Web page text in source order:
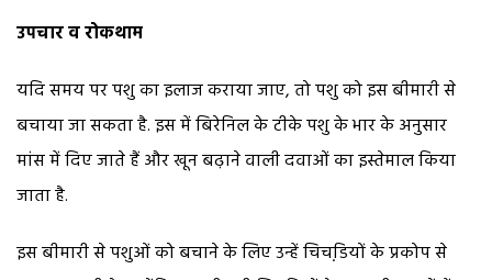
उपचार व रोकथाम
यदि समय पर पशु का इलाज कराया जाए, तो पशु को इस बीमारी से
बचाया जा सकता है. इस में बिरेनिल के टीके पशु के भार के अनुसार
मांस में दिए जाते हैं और खून बढ़ाने वाली दवाओं का इस्तेमाल किया
जाता है.
इस बीमारी से पशुओं को बचाने के लिए उन्हें चिचडि़यों के प्रकोप से